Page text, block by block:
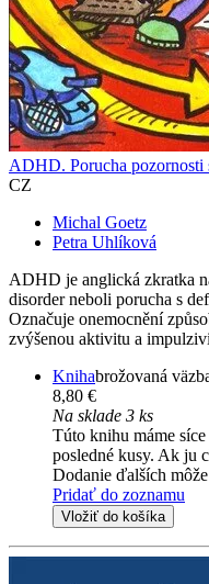
ADHD. Porucha pozornosti
CZ
Michal Goetz
Petra Uhlíková
ADHD je anglická zkratka
disorder neboli porucha s
Označuje onemocnění
zvýšenou aktivitu a
Knihabrožovaná
8,80 €
Na sklade 3 ks
Túto knihu máme
posledné kusy. Ak ju
Dodanie ďalších
Pridať do zoznamu
Vložiť do košíka